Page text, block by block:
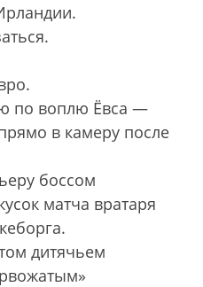
по воплю Ёвса —
в камеру после
боссом
матча вратаря
дитячьем